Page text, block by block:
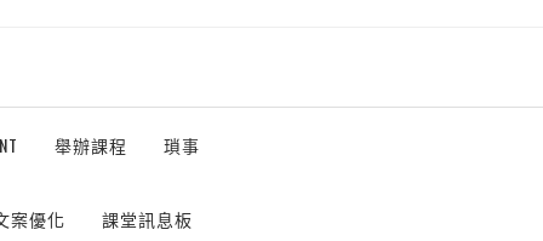
舉辦課程 瑣事
案優化 課堂訊息板